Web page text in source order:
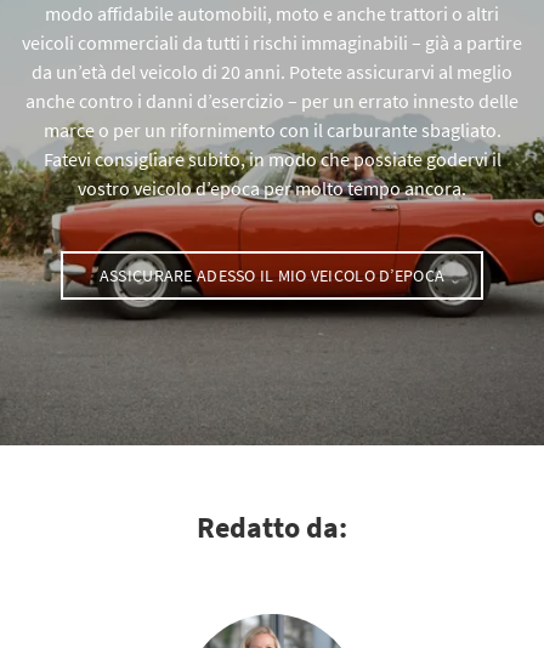
modo affidabile automobili, moto e anche trattori o altri
veicoli commerciali da tutti i rischi immaginabili – già a partire
da un’età del veicolo di 20 anni. Potete assicurarvi al meglio
anche contro i danni d’esercizio – per un errato innesto delle
marce o per un rifornimento con il carburante sbagliato.
Fatevi consigliare subito, in modo che possiate godervi il
vostro veicolo d’epoca per molto tempo ancora.
ASSICURARE ADESSO IL MIO VEICOLO D’EPOCA
Redatto da: